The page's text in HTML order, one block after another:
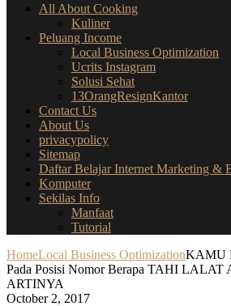
All About Cooking
Kuliner
Peluang Income
Local Business Optimization
Ucrits Instagram
Solusi Sehat
13OrangResignKantor
Contact Us
About Us
privacypolicy
Sitemap
Daftar Belajar Internet Marketing &
Komputer
Sekilas Info
Manfaat
Tutorial
HomeLocal Business OptimizationKAMU
Pada Posisi Nomor Berapa TAHI LALAT
ARTINYA
October 2, 2017